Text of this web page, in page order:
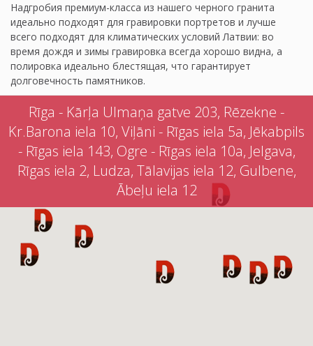
Надгробия премиум-класса из нашего черного гранита
идеально подходят для гравировки портретов и лучше
всего подходят для климатических условий Латвии: во
время дождя и зимы гравировка всегда хорошо видна, а
полировка идеально блестящая, что гарантирует
долговечность памятников.
Rīga - Kārļa Ulmaņa gatve 203, Rēzekne -
Kr.Barona iela 10, Viļāni - Rīgas iela 5a, Jēkabpils
- Rīgas iela 143, Ogre - Rīgas iela 10a, Jelgava,
Rīgas iela 2, Ludza, Tālavijas iela 12, Gulbene,
Ābeļu iela 12